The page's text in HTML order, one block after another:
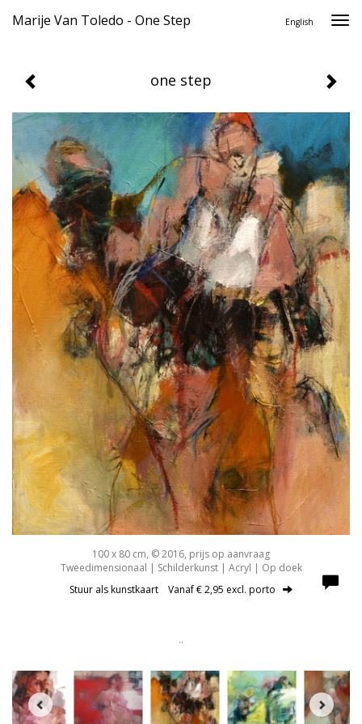
Marije Van Toledo - One Step English
one step
100 x 80 cm, © 2016, prijs op aanvraag
Tweedimensionaal | Schilderkunst | Acryl | Op doek
Stuur als kunstkaart Vanaf € 2,95 excl. porto
..